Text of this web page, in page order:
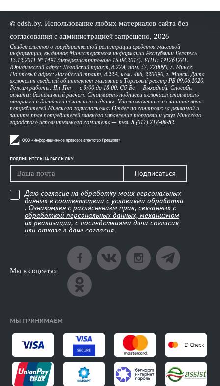
© edsh.by. Использование любых материалов сайта без
согласования с администрацией запрещено, 2026
Свидетельство о государственной регистрации средства массовой
информации, выданное Министерством информации Республики Беларусь
13.12.2011 № 1497 (перерегистрировано 15.08.2014). УНП: 191261281.
Юридический адрес: Логойский тракт, д.22А, пом. 57, 220090, г. Минск.
Почтовый адрес: Логойский тракт, д.22А, ком. 406, 220090, г. Минск. Дата
включения сведений об интернет-магазине в Торговый реестр РБ 09.06.2020.
Режим работы: Пн-Пт — с 9:00 до 18:00. Сб-Вс — Выходной. Способы
оплаты: безналичный расчет. Стоимость подписки включает стоимость
отправки и доставки печатного издания. Уполномоченные по защите прав
потребителей Минского горисполкома: Отдел по контролю за рекламой и
защите прав потребителей главного управления торговли и услуг Минского
городского исполнительного комитета — тел. 8 (017) 218-00-82.
ПОДПИШИТЕСЬ НА РАССЫЛКУ
Подписаться
Даю согласие на обработку моих персональных
данных в соответствии с условиями обработки
. Ознакомлен с разъяснением прав, связанных с
обработкой персональных данных, механизмом
их реализации, с последствиями дачи согласия
или отказа в даче согласия.
Мы в соцсетях
МЫ ПРИНИМАЕМ